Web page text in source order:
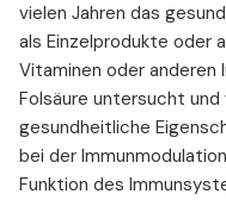
vielen Jahren das
als Einzelprodukte oder
Vitaminen oder anderen
Folsäure untersucht und
gesundheitliche
bei der
Funktion des